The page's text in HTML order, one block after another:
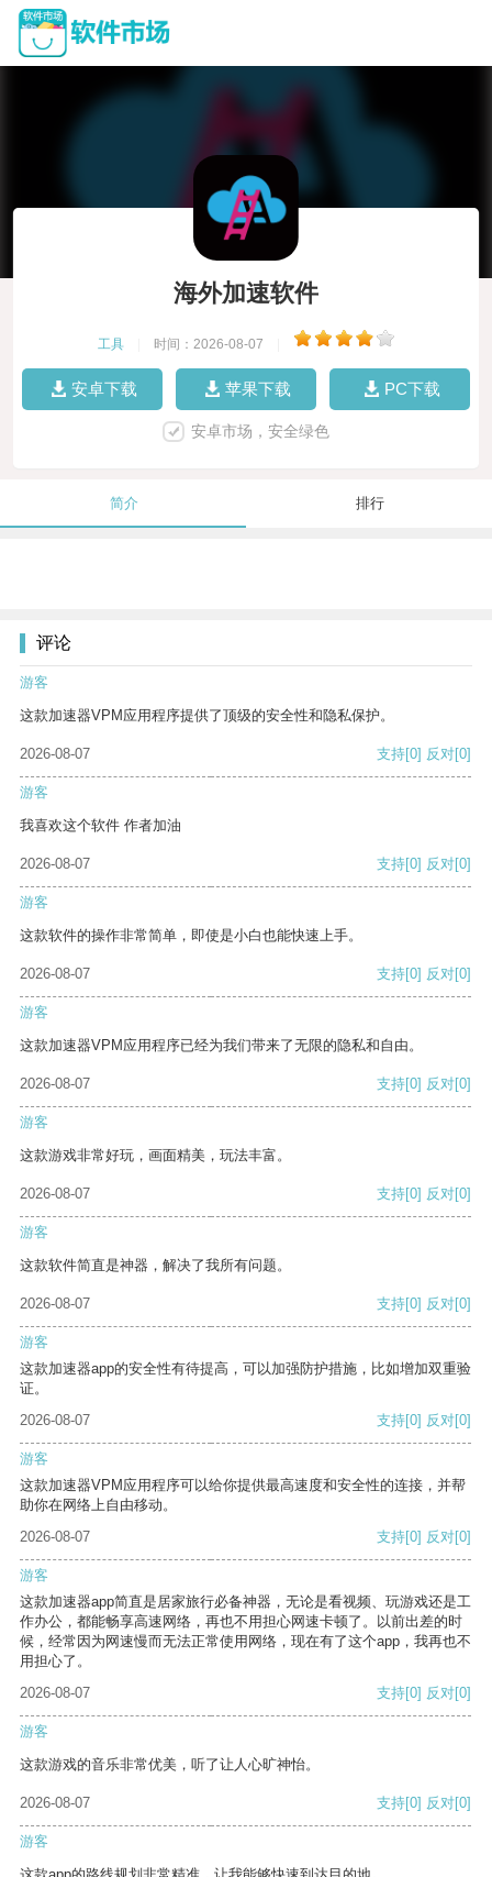
海外加速软件
工具 时间：2026-08-07
安卓下载 苹果下载 PC下载
安卓市场，安全绿色
简介 排行
评论
游客
这款加速器VPM应用程序提供了顶级的安全性和隐私保护。
2026-08-07 支持[0] 反对[0]
游客
我喜欢这个软件 作者加油
2026-08-07 支持[0] 反对[0]
游客
这款软件的操作非常简单，即使是小白也能快速上手。
2026-08-07 支持[0] 反对[0]
游客
这款加速器VPM应用程序已经为我们带来了无限的隐私和自由。
2026-08-07 支持[0] 反对[0]
游客
这款游戏非常好玩，画面精美，玩法丰富。
2026-08-07 支持[0] 反对[0]
游客
这款软件简直是神器，解决了我所有问题。
2026-08-07 支持[0] 反对[0]
游客
这款加速器app的安全性有待提高，可以加强防护措施，比如增加双重验
证。
2026-08-07
支持[0] 反对[0]
游客
这款加速器VPM应用程序可以给你提供最高速度和安全性的连接，并帮
助你在网络上自由移动。
2026-08-07
支持[0] 反对[0]
游客
这款加速器app简直是居家旅行必备神器，无论是看视频、玩游戏还是工
作办公，都能畅享高速网络，再也不用担心网速卡顿了。以前出差的时
候，经常因为网速慢而无法正常使用网络，现在有了这个app，我再也不
用担心了。
2026-08-07
支持[0] 反对[0]
游客
这款游戏的音乐非常优美，听了让人心旷神怡。
2026-08-07 支持[0] 反对[0]
游客